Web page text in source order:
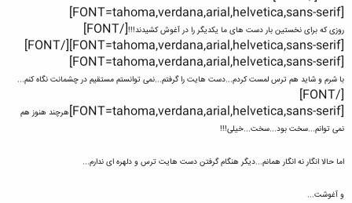
[FONT=tahoma,verdana,arial,helvetica,sans-serif]
روزی که برای نخستین بار دست های ما یکدیگر را در آغوش کشیدند!!![/FONT]
[FONT=tahoma,verdana,arial,helvetica,sans-serif][/FONT]
[FONT=tahoma,verdana,arial,helvetica,sans-serif]
با شرم و شاید هم ترس لمست کردم...دست هایت را گرفتم...نمی توانستم مستقیم در چشمانت نگاه کنم...
[/FONT]
[FONT=tahoma,verdana,arial,helvetica,sans-serif]
هرچند هنوز هم
نمی توانم...سخت بود...سخت...خیلی!!!
اما حالا انگار نه انگار همانم...دیگر هنگام گرفتن دست هایت ترس و دلهره ای ندارم...
و آغوشت...